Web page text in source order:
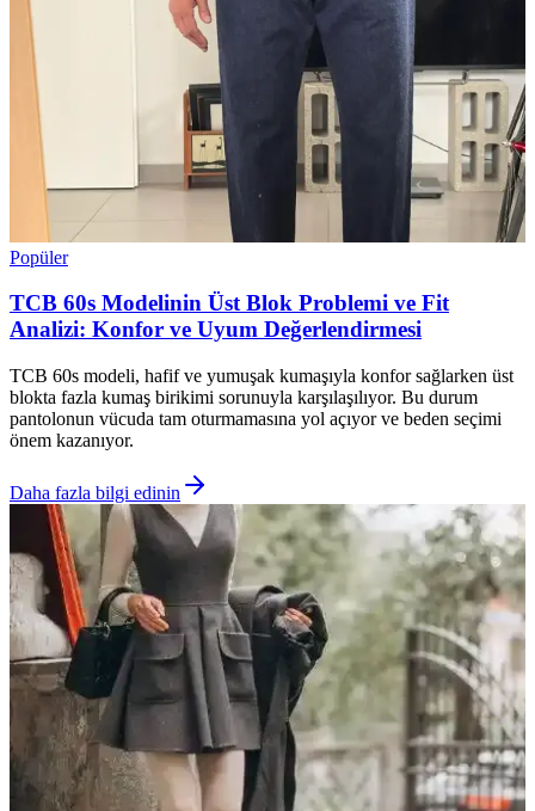
Popüler
TCB 60s Modelinin Üst Blok Problemi ve Fit
Analizi: Konfor ve Uyum Değerlendirmesi
TCB 60s modeli, hafif ve yumuşak kumaşıyla konfor sağlarken üst
blokta fazla kumaş birikimi sorunuyla karşılaşılıyor. Bu durum
pantolonun vücuda tam oturmamasına yol açıyor ve beden seçimi
önem kazanıyor.
Daha fazla bilgi edinin